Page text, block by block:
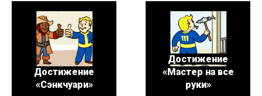
Достижение
«Сэнкчуари»
Достижение
«Мастер на все
руки»